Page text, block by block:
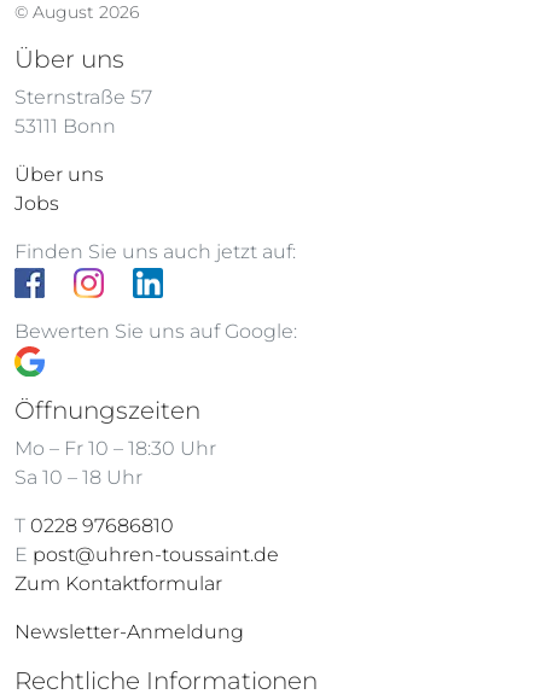
© August 2026
Über uns
Sternstraße 57
53111 Bonn
Über uns
Jobs
Finden Sie uns auch jetzt auf:
Bewerten Sie uns auf Google:
Öffnungszeiten
Mo – Fr 10 – 18:30 Uhr
Sa 10 – 18 Uhr
T 0228 97686810
E post@uhren-toussaint.de
Zum Kontaktformular
Newsletter-Anmeldung
Rechtliche Informationen